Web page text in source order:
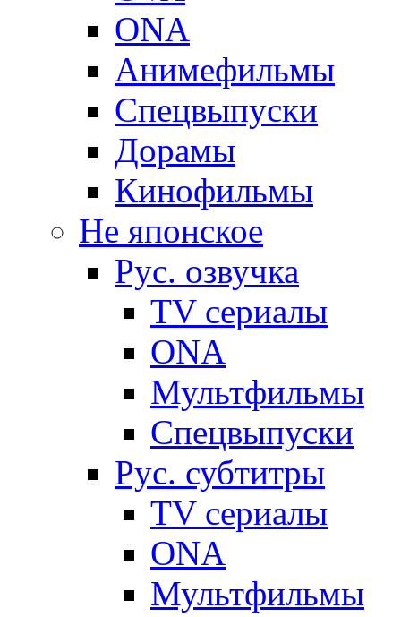
ONA
Анимефильмы
Спецвыпуски
Дорамы
Кинофильмы
Не японское
Рус. озвучка
TV сериалы
ONA
Мультфильмы
Спецвыпуски
Рус. субтитры
TV сериалы
ONA
Мультфильмы